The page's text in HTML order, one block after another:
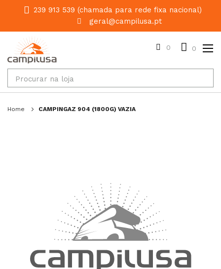
239 913 539 (chamada para rede fixa nacional)
geral@campilusa.pt
0 0
Home CAMPINGAZ 904 (1800G) VAZIA